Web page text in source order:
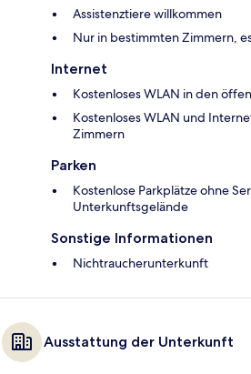
Assistenztiere willkommen
Nur in bestimmten Zimmern,
Internet
Kostenloses WLAN in den
Kostenloses WLAN und
Zimmern
Parken
Kostenlose Parkplätze ohne
Unterkunftsgelände
Sonstige Informationen
Nichtraucherunterkunft
Ausstattung der Unterkunft